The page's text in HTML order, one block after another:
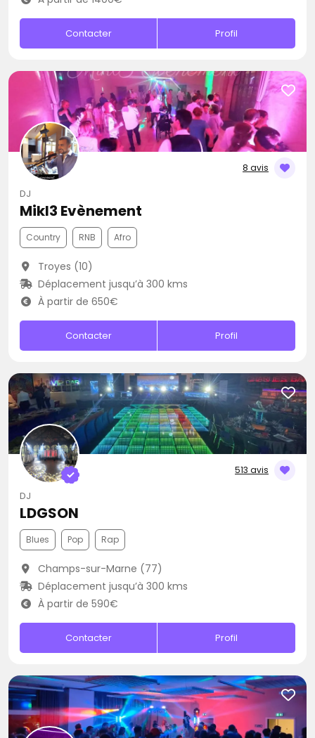
Contacter Profil
8 avis
DJ
Mikl3 Evènement
Country RNB Afro
Troyes (10)
Déplacement jusqu’à 300 kms
À partir de 650€
Contacter Profil
513 avis
DJ
LDGSON
Blues Pop Rap
Champs-sur-Marne (77)
Déplacement jusqu’à 300 kms
À partir de 590€
Contacter Profil